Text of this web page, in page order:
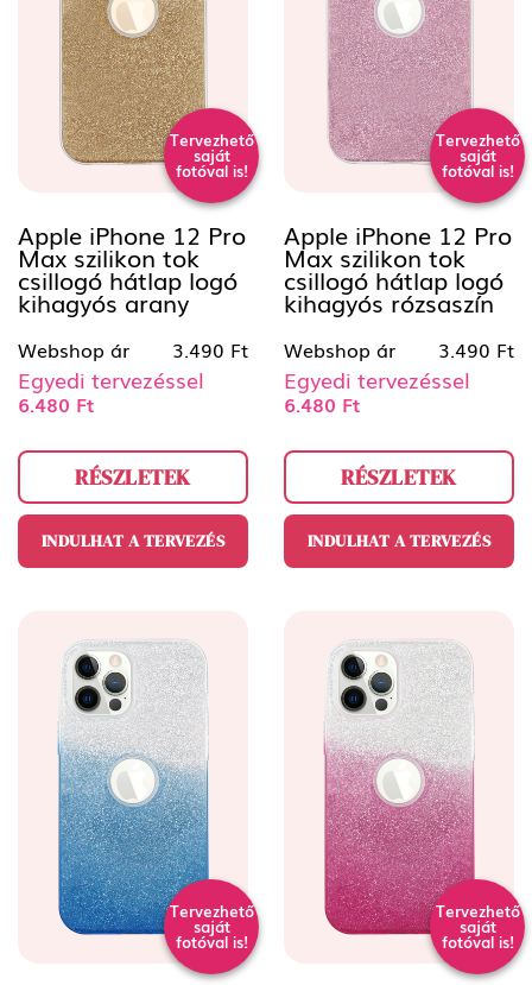
Tervezhető
saját
fotóval is!
Apple iPhone 12 Pro
Max szilikon tok
csillogó hátlap logó
kihagyós arany
Webshop ár 3.490 Ft
Egyedi tervezéssel
6.480 Ft
RÉSZLETEK
INDULHAT A TERVEZÉS
Tervezhető
saját
fotóval is!
Apple iPhone 12 Pro
Max szilikon tok
csillogó hátlap logó
kihagyós rózsaszín
Webshop ár 3.490 Ft
Egyedi tervezéssel
6.480 Ft
RÉSZLETEK
INDULHAT A TERVEZÉS
Tervezhető
saját
fotóval is!
Tervezhető
saját
fotóval is!